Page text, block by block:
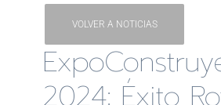
VOLVER A NOTICIAS
2024: Éxito